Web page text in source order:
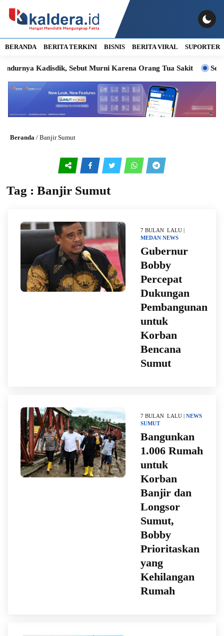
BERANDA BERITA TERKINI BISNIS BERITA VIRAL SUPORTER
Kadisdik, Sebut Murni Karena Orang Tua Sakit
Beranda / Banjir Sumut
Tag : Banjir Sumut
7 BULAN LALU |
MEDAN NEWS
Gubernur
Bobby
Percepat
Dukungan
Pembangunan
untuk
Korban
Bencana
Sumut
7 BULAN LALU | NEWS
SUMUT
Bangunkan
1.006 Rumah
untuk
Korban
Banjir dan
Longsor
Sumut,
Bobby
Prioritaskan
yang
Kehilangan
Rumah